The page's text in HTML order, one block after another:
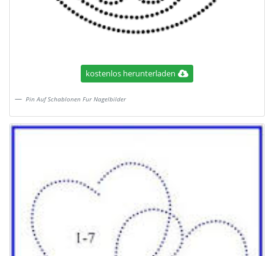
kostenlos herunterladen
Pin Auf Schablonen Fur Nagelbilder